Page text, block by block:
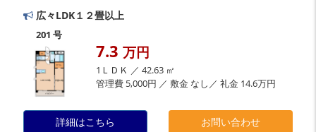
広々LDK１２畳以上
201 号
7.3 万円
1ＬＤＫ ／ 42.63 ㎡
管理費 5,000円 ／ 敷金 なし／ 礼金 14.6万円
詳細はこちら お問い合わせ